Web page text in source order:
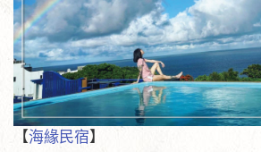
【海緣民宿】